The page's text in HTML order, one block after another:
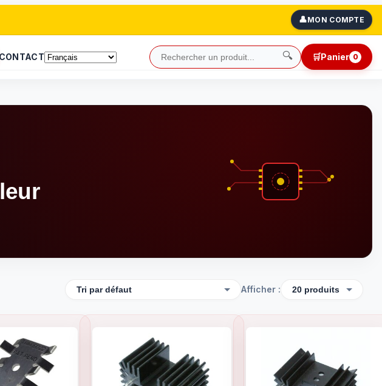
👤MON COMPTE
🔍 🛒Panier 0
Afficher :